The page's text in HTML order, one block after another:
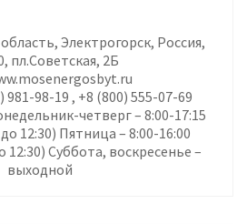
Электрогорск, Россия,
пл.Советская, 2Б
981-98-19 , +8 (800) 555-07-69
четверг – 8:00-17:15
12:30) Пятница – 8:00-16:00
12:30) Суббота, воскресенье –
выходной